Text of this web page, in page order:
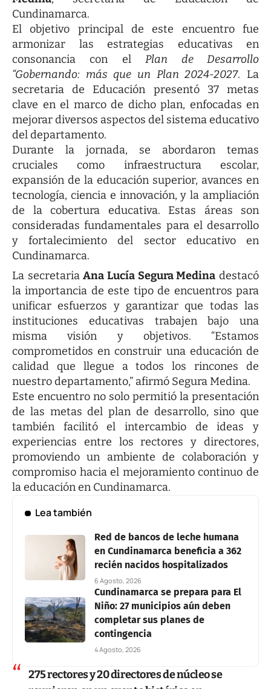
Cundinamarca.
El objetivo principal de este encuentro fue
armonizar las estrategias educativas en
consonancia con elPlan de Desarrollo
“Gobernando: más que un Plan 2024-2027. La
secretaria de Educación presentó 37 metas
clave en el marco de dicho plan, enfocadas en
mejorar diversos aspectos del sistema educativo
del departamento.
Durante la jornada, se abordaron temas
cruciales como infraestructura escolar,
expansión de la educación superior, avances en
tecnología, ciencia e innovación, y la ampliación
de la cobertura educativa. Estas áreas son
consideradas fundamentales para el desarrollo
y fortalecimiento del sector educativo en
Cundinamarca.
La secretariaAna Lucía Segura Medina destacó
la importancia de este tipo de encuentros para
unificar esfuerzos y garantizar que todas las
instituciones educativas trabajen bajo una
misma visión y objetivos. “Estamos
comprometidos en construir una educación de
calidad que llegue a todos los rincones de
nuestro departamento,” afirmó Segura Medina.
Este encuentro no solo permitió la presentación
de las metas del plan de desarrollo, sino que
también facilitó el intercambio de ideas y
experiencias entre los rectores y directores,
promoviendo un ambiente de colaboración y
compromiso hacia el mejoramiento continuo de
la educación en Cundinamarca.
Lea también
Red de bancos de leche humana
en Cundinamarca beneficia a 362
recién nacidos hospitalizados
6 Agosto, 2026
Cundinamarca se prepara para El
Niño: 27 municipios aún deben
completar sus planes de
contingencia
4 Agosto, 2026
275 rectores y 20 directores de núcleo se